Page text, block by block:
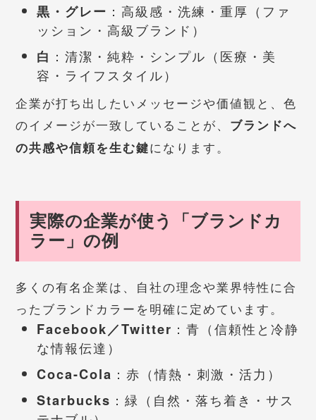
黒・グレー ：高級感・洗練・重厚（ファ
ッション・高級ブランド）
白 ：清潔・純粋・シンプル（医療・美
容・ライフスタイル）
企業が打ち出したいメッセージや価値観と、色
のイメージが一致していることが、 ブランドへ
の共感や信頼を生む鍵になります。
実際の企業が使う「ブランドカ
ラー」の例
多くの有名企業は、自社の理念や業界特性に合
ったブランドカラーを明確に定めています。
Facebook／Twitter ：青（信頼性と冷静
な情報伝達）
Coca-Cola ：赤（情熱・刺激・活力）
Starbucks ：緑（自然・落ち着き・サス